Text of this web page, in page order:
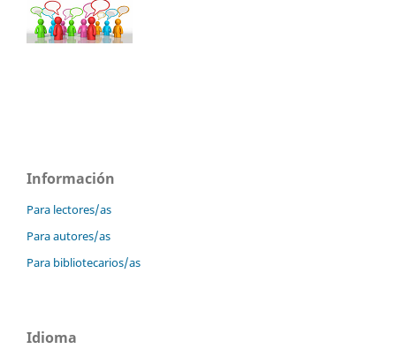
Información
Para lectores/as
Para autores/as
Para bibliotecarios/as
Idioma